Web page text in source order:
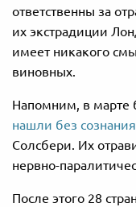
ответственны за
их экстрадиции
имеет никакого
виновных.
Напомним, в марте
нашли без сознания
Солсбери. Их
нервно-
После этого 28